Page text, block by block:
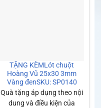
TẶNG KÈMLót chuột
Hoàng Vũ 25x30 3mm
Vàng đenSKU: SP0140
Quà tặng áp dụng theo nội
dung và điều kiện của